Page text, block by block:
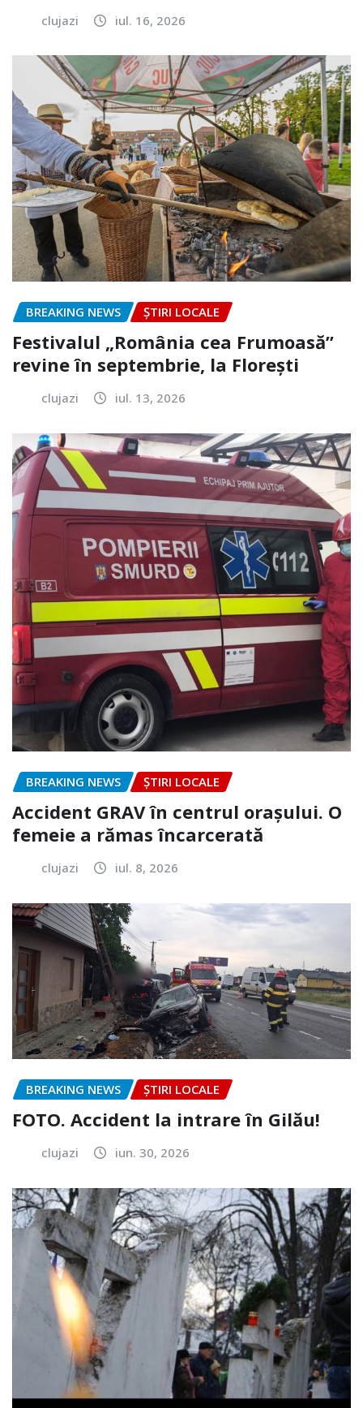
clujazi iul. 16, 2026
BREAKING NEWS ȘTIRI LOCALE
Festivalul „România cea Frumoasă”
revine în septembrie, la Florești
clujazi iul. 13, 2026
BREAKING NEWS ȘTIRI LOCALE
Accident GRAV în centrul orașului. O
femeie a rămas încarcerată
clujazi iul. 8, 2026
BREAKING NEWS ȘTIRI LOCALE
FOTO. Accident la intrare în Gilău!
clujazi iun. 30, 2026